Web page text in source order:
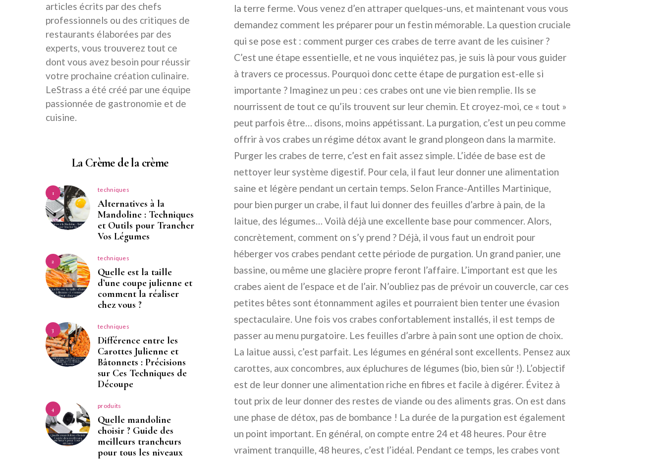
la terre ferme. Vous venez d’en attraper quelques-uns, et maintenant vous vous
demandez comment les préparer pour un festin mémorable. La question cruciale
qui se pose est : comment purger ces crabes de terre avant de les cuisiner ?
C’est une étape essentielle, et ne vous inquiétez pas, je suis là pour vous guider
à travers ce processus. Pourquoi donc cette étape de purgation est-elle si
importante ? Imaginez un peu : ces crabes ont une vie bien remplie. Ils se
nourrissent de tout ce qu’ils trouvent sur leur chemin. Et croyez-moi, ce « tout »
peut parfois être… disons, moins appétissant. La purgation, c’est un peu comme
offrir à vos crabes un régime détox avant le grand plongeon dans la marmite.
Purger les crabes de terre, c’est en fait assez simple. L’idée de base est de
nettoyer leur système digestif. Pour cela, il faut leur donner une alimentation
saine et légère pendant un certain temps. Selon France-Antilles Martinique,
pour bien purger un crabe, il faut lui donner des feuilles d’arbre à pain, de la
laitue, des légumes… Voilà déjà une excellente base pour commencer. Alors,
concrètement, comment on s’y prend ? Déjà, il vous faut un endroit pour
héberger vos crabes pendant cette période de purgation. Un grand panier, une
bassine, ou même une glacière propre feront l’affaire. L’important est que les
crabes aient de l’espace et de l’air. N’oubliez pas de prévoir un couvercle, car ces
petites bêtes sont étonnamment agiles et pourraient bien tenter une évasion
spectaculaire. Une fois vos crabes confortablement installés, il est temps de
passer au menu purgatoire. Les feuilles d’arbre à pain sont une option de choix.
La laitue aussi, c’est parfait. Les légumes en général sont excellents. Pensez aux
carottes, aux concombres, aux épluchures de légumes (bio, bien sûr !). L’objectif
est de leur donner une alimentation riche en fibres et facile à digérer. Évitez à
tout prix de leur donner des restes de viande ou des aliments gras. On est dans
une phase de détox, pas de bombance ! La durée de la purgation est également
un point important. En général, on compte entre 24 et 48 heures. Pour être
vraiment tranquille, 48 heures, c’est l’idéal. Pendant ce temps, les crabes vont
articles écrits par des chefs
professionnels ou des critiques de
restaurants élaborées par des
experts, vous trouverez tout ce
dont vous avez besoin pour réussir
votre prochaine création culinaire.
LeStrass a été créé par une équipe
passionnée de gastronomie et de
cuisine.
La Crème de la crème
1 techniques
Alternatives à la
Mandoline : Techniques
et Outils pour Trancher
Vos Légumes
2 techniques
Quelle est la taille
d’une coupe julienne et
comment la réaliser
chez vous ?
3 techniques
Différence entre les
Carottes Julienne et
Bâtonnets : Précisions
sur Ces Techniques de
Découpe
4 produits
Quelle mandoline
choisir ? Guide des
meilleurs trancheurs
pour tous les niveaux